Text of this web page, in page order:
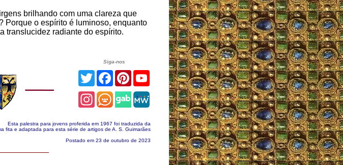
brilhando com uma clareza que
Porque o espírito é luminoso, enquanto
translucidez radiante do espírito.
Siga-nos
TwitterFacebookPinterestYouTube
Instagram
Esta palestra para jovens proferida em 1967 foi traduzida da
fita e adaptada para esta série de artigos de A. S. Guimarães
Postado em 23 de outubro de 2023